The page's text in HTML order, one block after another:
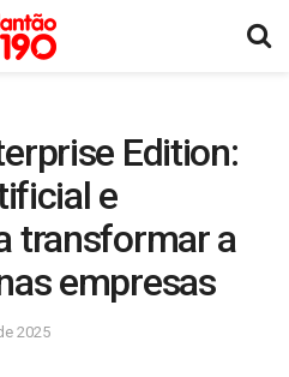
Edition:
e
transformar a
empresas
2025